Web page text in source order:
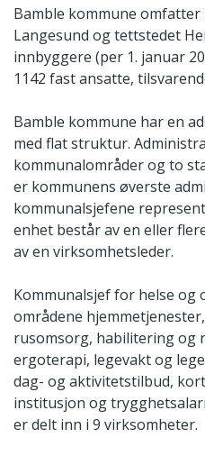
Bamble kommune omfatter
Langesund og tettstedet
innbyggere (per 1. januar
1142 fast ansatte,
Bamble kommune har en
med flat struktur.
kommunalområder og to
er kommunens øverste
kommunalsjefene
enhet består av en eller
av en virksomhetsleder.
Kommunalsjef for helse og
områdene
rusomsorg, habilitering og
ergoterapi, legevakt og
dag- og aktivitetstilbud,
institusjon og
er delt inn i 9 virksomheter.